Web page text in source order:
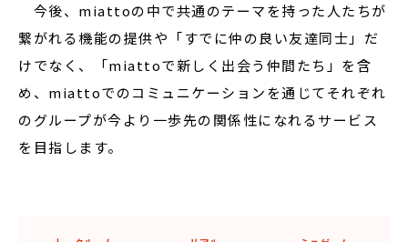
今後、miattoの中で共通のテーマを持った人たちが
繋がれる機能の提供や「すでに仲の良い友達同士」だ
けでなく、「miattoで新しく出会う仲間たち」を含
め、miattoでのコミュニケーションを通じてそれぞれ
のグループが今より一歩先の関係性になれるサービス
を目指します。